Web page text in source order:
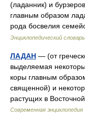
(ладанник) и
главным образом
рода босвелия
Энциклопедический словарь
ЛАДАН — (от
выделяемая
коры главным
священной) и
растущих в
Современная энциклопедия